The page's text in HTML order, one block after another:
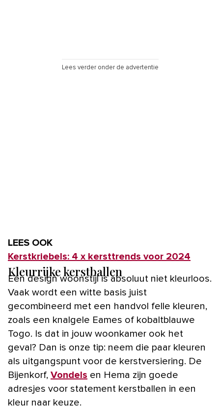
Lees verder onder de advertentie
LEES OOK
Kerstkriebels: 4 x kersttrends voor 2024
Kleurrijke kerstballen
Een design woonstijl is absoluut niet kleurloos.
Vaak wordt een witte basis juist
gecombineerd met een handvol felle kleuren,
zoals een knalgele Eames of kobaltblauwe
Togo. Is dat in jouw woonkamer ook het
geval? Dan is onze tip: neem die paar kleuren
als uitgangspunt voor de kerstversiering. De
Bijenkorf, Vondels en Hema zijn goede
adresjes voor statement kerstballen in een
kleur naar keuze.